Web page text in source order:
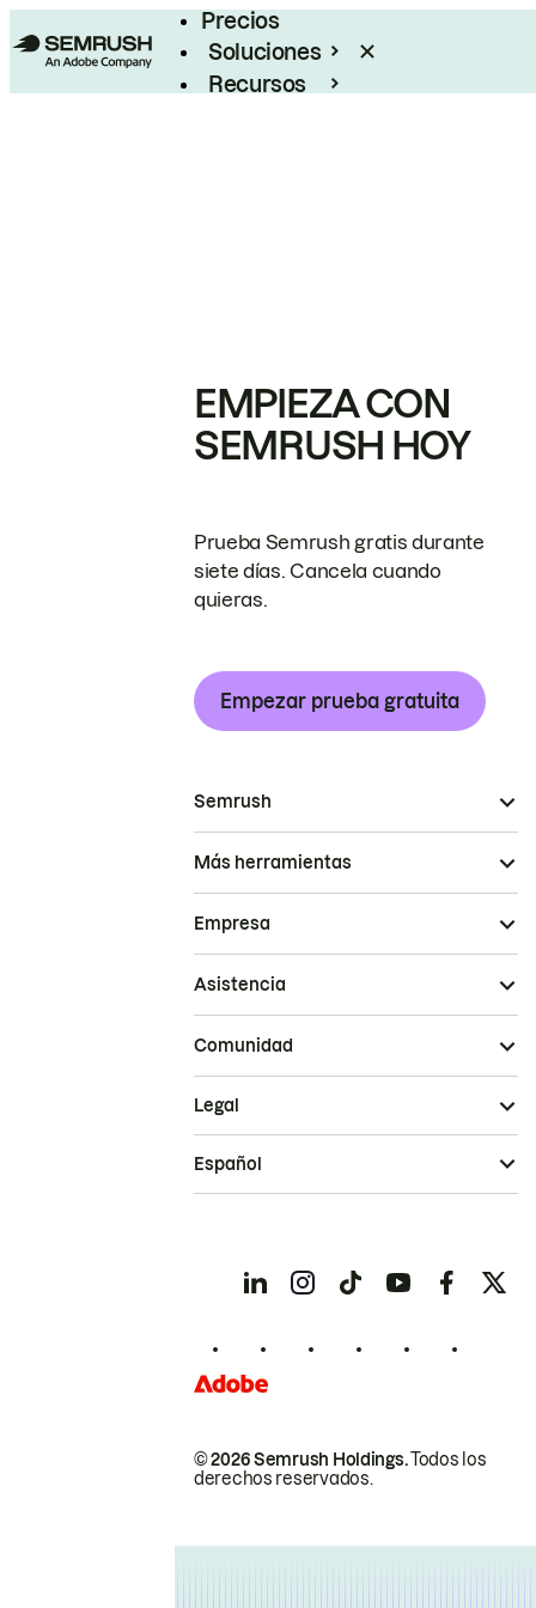
Precios
Soluciones
Recursos
EMPIEZA CON
SEMRUSH HOY
Prueba Semrush gratis durante
siete días. Cancela cuando
quieras.
Empezar prueba gratuita
Semrush
Más herramientas
Empresa
Asistencia
Comunidad
© 2026 Semrush Holdings.Todos los
derechos reservados.
Legal
Español